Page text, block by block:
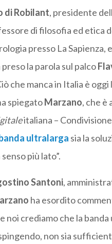
di Robilant, presidente
di filosofia ed etica
presso La Sapienza, e
preso la parola sul palco
che manca in Italia è
spiegatoMarzano, che è
italiana –
ultralarga sia la
più lato”.
Santoni,
ha esordito
noi crediamo che la
non sia